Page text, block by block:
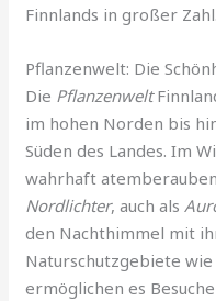
Finnlands in großer Zahl.
Pflanzenwelt: Die
Die Pflanzenwelt
im hohen Norden bis
Süden des Landes. Im
wahrhaft
Nordlichter, auch als
den Nachthimmel mit
Naturschutzgebiete
ermöglichen es